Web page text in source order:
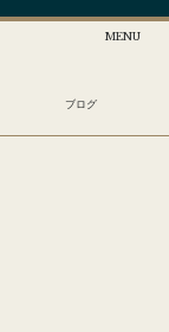
ブログ